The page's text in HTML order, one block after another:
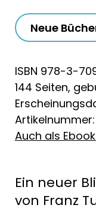
Neue
ISBN 978-3-
144 Seiten,
Artikelnummer:
Auch als
Ein neuer
von Franz